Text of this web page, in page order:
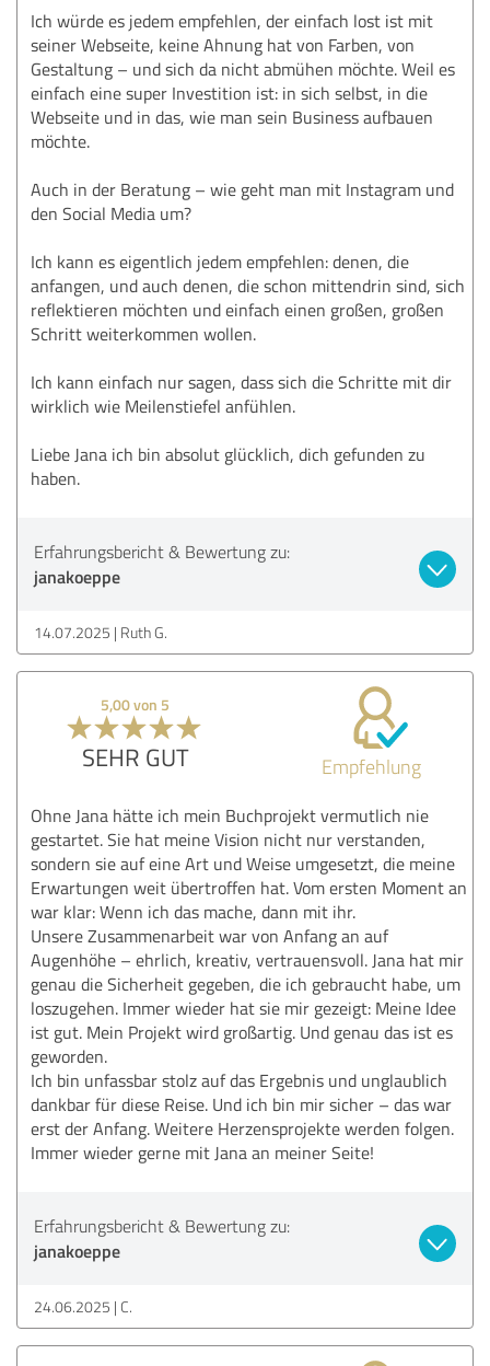
Ich würde es jedem empfehlen, der einfach lost ist mit
seiner Webseite, keine Ahnung hat von Farben, von
Gestaltung – und sich da nicht abmühen möchte. Weil es
einfach eine super Investition ist: in sich selbst, in die
Webseite und in das, wie man sein Business aufbauen
möchte.
Auch in der Beratung – wie geht man mit Instagram und
den Social Media um?
Ich kann es eigentlich jedem empfehlen: denen, die
anfangen, und auch denen, die schon mittendrin sind, sich
reflektieren möchten und einfach einen großen, großen
Schritt weiterkommen wollen.
Ich kann einfach nur sagen, dass sich die Schritte mit dir
wirklich wie Meilenstiefel anfühlen.
Liebe Jana ich bin absolut glücklich, dich gefunden zu
haben.
Erfahrungsbericht & Bewertung zu:
janakoeppe
14.07.2025 Ruth G.
5,00 von 5
SEHR GUT Empfehlung
Ohne Jana hätte ich mein Buchprojekt vermutlich nie
gestartet. Sie hat meine Vision nicht nur verstanden,
sondern sie auf eine Art und Weise umgesetzt, die meine
Erwartungen weit übertroffen hat. Vom ersten Moment an
war klar: Wenn ich das mache, dann mit ihr.
Unsere Zusammenarbeit war von Anfang an auf
Augenhöhe – ehrlich, kreativ, vertrauensvoll. Jana hat mir
genau die Sicherheit gegeben, die ich gebraucht habe, um
loszugehen. Immer wieder hat sie mir gezeigt: Meine Idee
ist gut. Mein Projekt wird großartig. Und genau das ist es
geworden.
Ich bin unfassbar stolz auf das Ergebnis und unglaublich
dankbar für diese Reise. Und ich bin mir sicher – das war
erst der Anfang. Weitere Herzensprojekte werden folgen.
Immer wieder gerne mit Jana an meiner Seite!
Erfahrungsbericht & Bewertung zu:
janakoeppe
24.06.2025 C.